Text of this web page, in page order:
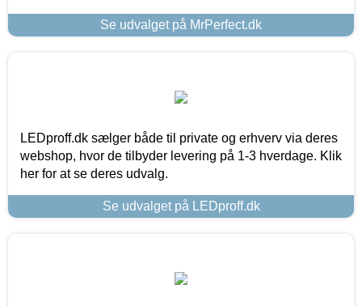
Se udvalget på MrPerfect.dk
LEDproff.dk sælger både til private og erhverv via deres
webshop, hvor de tilbyder levering på 1-3 hverdage. Klik
her for at se deres udvalg.
Se udvalget på LEDproff.dk